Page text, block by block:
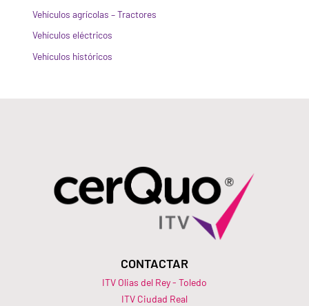
Vehículos agrícolas – Tractores
Vehículos eléctricos
Vehículos históricos
CONTACTAR
ITV Olias del Rey - Toledo
ITV Ciudad Real